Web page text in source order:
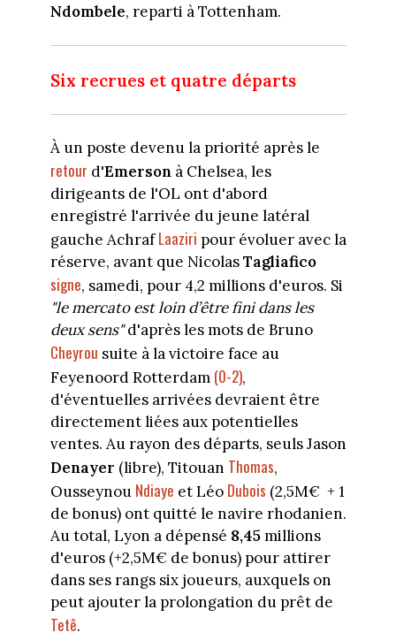
Ndombele, reparti à Tottenham.
Six recrues et quatre départs
À un poste devenu la priorité après le
retour d'Emersonà Chelsea, les
dirigeants de l'OL ont d'abord
enregistré l'arrivée du jeune latéral
gauche AchrafLaaziri pour évoluer avec la
réserve, avant que NicolasTagliafico
signe, samedi, pour 4,2 millions d'euros. Si
"le mercato est loin d’être fini dans les
deux sens"d'après les mots de Bruno
Cheyrou suite à la victoire face au
Feyenoord Rotterdam (0-2),
d'éventuelles arrivées devraient être
directement liées aux potentielles
ventes. Au rayon des départs, seuls Jason
Denayer (libre), Titouan Thomas,
Ousseynou Ndiaye et Léo Dubois (2,5M€ + 1
de bonus) ont quitté le navire rhodanien.
Au total, Lyon a dépensé 8,45millions
d'euros (+2,5M€ de bonus) pour attirer
dans ses rangs six joueurs, auxquels on
peut ajouter la prolongation du prêt de
Tetê.